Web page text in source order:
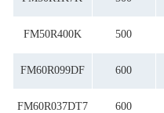
FM50R400K 500
FM60R099DF 600
FM60R037DT7 600